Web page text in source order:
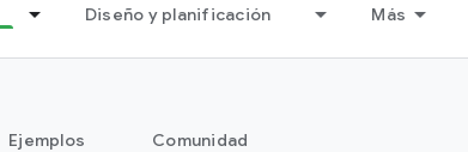
Diseño y planificación Más
Ejemplos Comunidad